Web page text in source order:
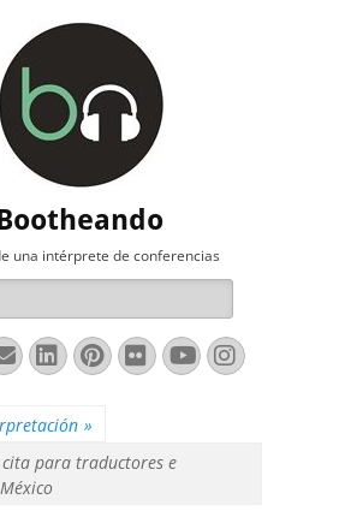
una intérprete de conferencias
LinkedIn
Pinterest
FlickrYouTube
»
cita para traductores e